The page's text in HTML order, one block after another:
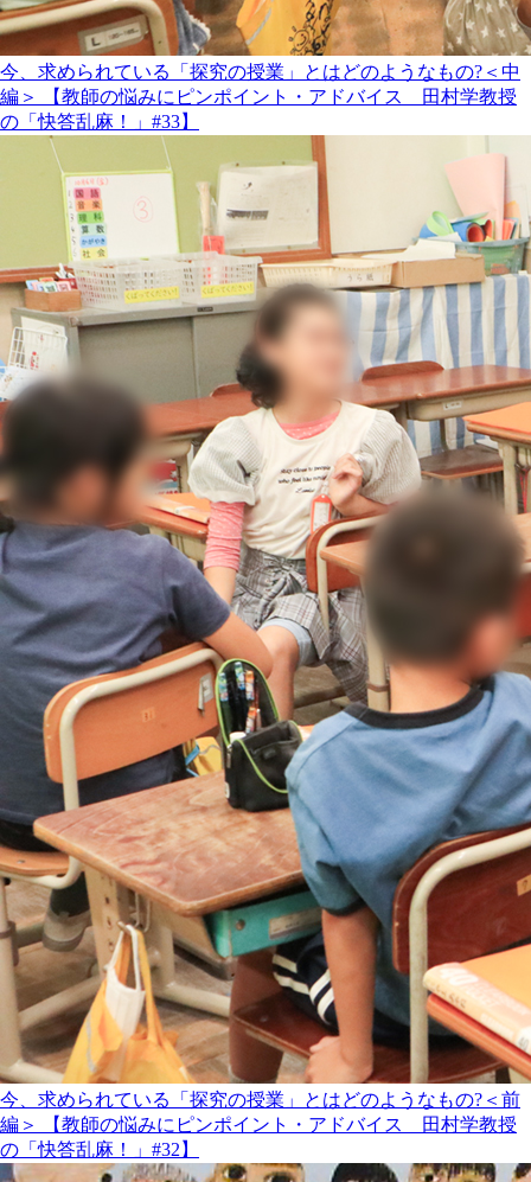
今、求められている「探究の授業」とはどのようなもの?＜中
編＞ 【教師の悩みにピンポイント・アドバイス 田村学教授
の「快答乱麻！」#33】
今、求められている「探究の授業」とはどのようなもの?＜前
編＞ 【教師の悩みにピンポイント・アドバイス 田村学教授
の「快答乱麻！」#32】